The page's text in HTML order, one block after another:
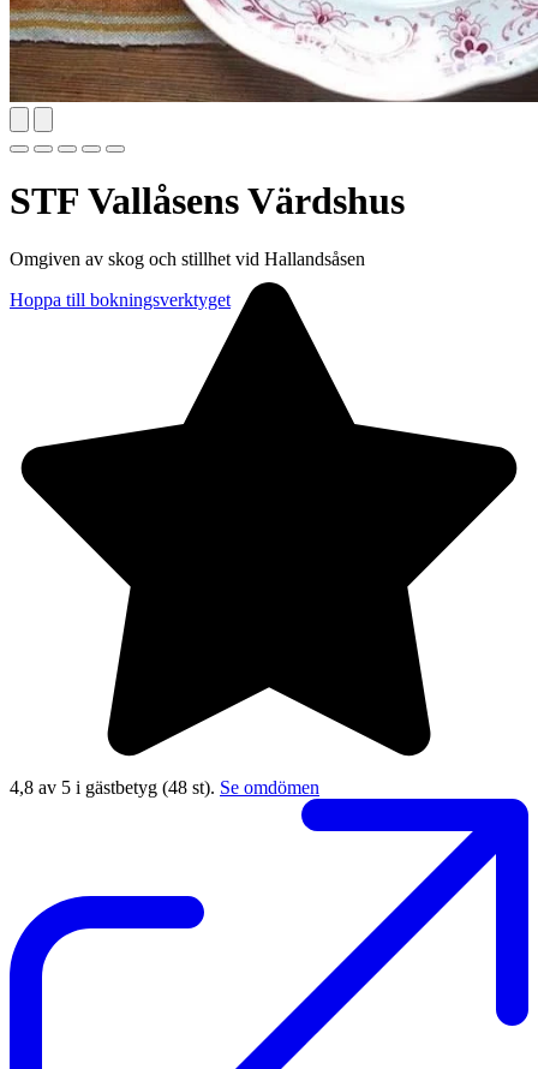
STF Vallåsens Värdshus
Omgiven av skog och stillhet vid Hallandsåsen
Hoppa till bokningsverktyget
4,8 av 5 i gästbetyg (48 st). Se omdömen